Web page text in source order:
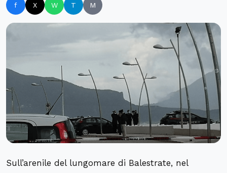
f X W T M
Sull’arenile del lungomare di Balestrate, nel